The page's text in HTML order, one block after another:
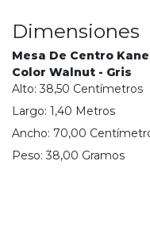
Dimensiones
Mesa De Centro
Color Walnut - Gris
Alto:38,50 Centímetros
Largo: 1,40 Metros
Ancho: 70,00
Peso:38,00 Gramos